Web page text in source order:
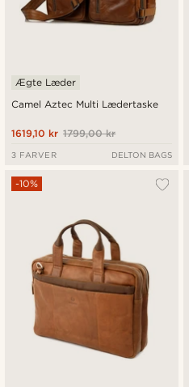
Camel Aztec Multi Lædertaske
Ægte Læder
1799,00 kr
1619,10 kr
3 FARVER DELTON BAGS
-10%